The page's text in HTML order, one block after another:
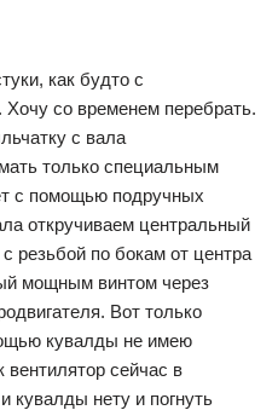
как будто с
со временем перебрать.
с вала
только специальным
с помощью подручных
откручиваем центральный
резьбой по бокам от центра
мощным винтом через
Вот только
кувалды не имею
вентилятор сейчас в
кувалды нету и погнуть